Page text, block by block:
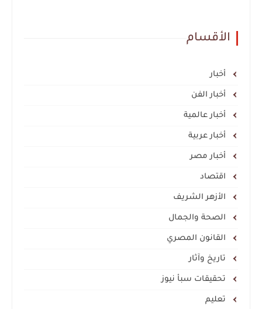
الأقسام
أخبار
أخبار الفن
أخبار عالمية
أخبار عربية
أخبار مصر
اقتصاد
الأزهر الشريف
الصحة والجمال
القانون المصري
تاريخ وآثار
تحقيقات سبأ نيوز
تعليم